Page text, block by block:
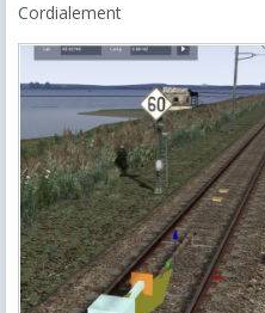
Cordialement